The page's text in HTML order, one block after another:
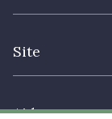
Site
Aide